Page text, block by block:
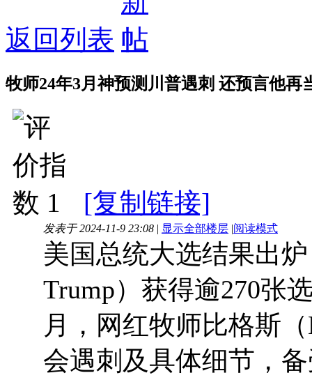
返回列表
牧师24年3月神预测川普遇刺 还预言他再
[复制链接]
发表于 2024-11-9 23:08 | 显示全部楼层 |阅读模式
美国总统大选结果出
Trump）获得逾270张
月，网红牧师比格斯
会遇刺及具体细节，